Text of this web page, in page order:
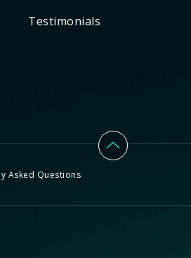
Testimonials
Asked Questions